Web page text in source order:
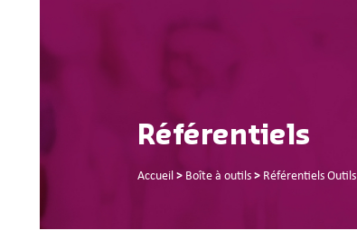
Référentiels
Accueil > Boîte à outils > Référentiels Outils